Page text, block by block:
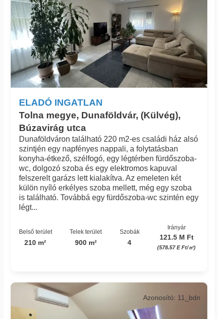
ELADÓ INGATLAN
Tolna megye, Dunaföldvár, (Külvég),
Búzavirág utca
Dunaföldváron található 220 m2-es családi ház alsó
szintjén egy napfényes nappali, a folytatásban
konyha-étkező, szélfogó, egy légtérben fürdőszoba-
wc, dolgozó szoba és egy elektromos kapuval
felszerelt garázs lett kialakítva. Az emeleten két
külön nyíló erkélyes szoba mellett, még egy szoba
is található. Továbbá egy fürdőszoba-wc szintén egy
légt...
Belső terület
210 m²
Telek terület
900 m²
Szobák
4
Irányár
121.5 M Ft
(578.57 E Ft/㎡)
Azonosító: 11_bdn